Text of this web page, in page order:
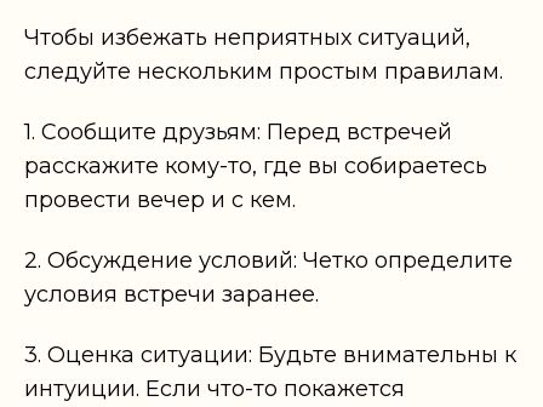
Чтобы избежать неприятных ситуаций,
следуйте нескольким простым правилам.
1. Сообщите друзьям: Перед встречей
расскажите кому-то, где вы собираетесь
провести вечер и с кем.
2. Обсуждение условий: Четко определите
условия встречи заранее.
3. Оценка ситуации: Будьте внимательны к
интуиции. Если что-то покажется